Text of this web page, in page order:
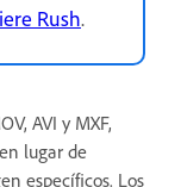
Rush.
AVI y MXF,
lugar de
específicos. Los